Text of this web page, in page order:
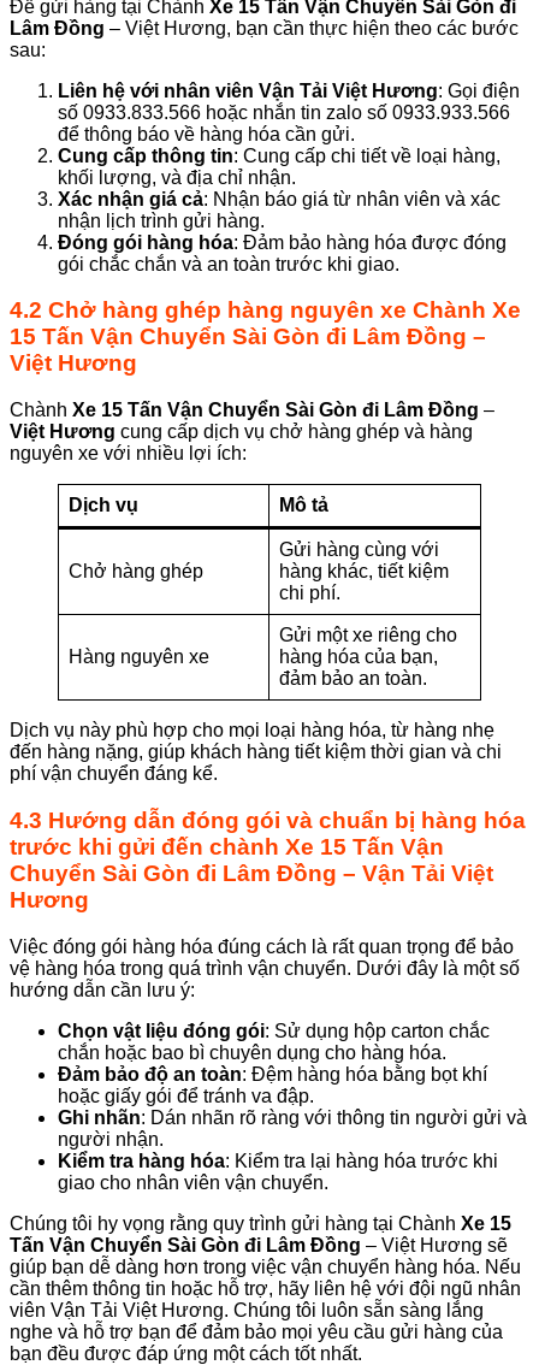
Để gửi hàng tại Chành Xe 15 Tấn Vận Chuyển Sài Gòn đi
Lâm Đồng – Việt Hương, bạn cần thực hiện theo các bước
sau:
Liên hệ với nhân viên Vận Tải Việt Hương: Gọi điện
số 0933.833.566 hoặc nhắn tin zalo số 0933.933.566
để thông báo về hàng hóa cần gửi.
Cung cấp thông tin: Cung cấp chi tiết về loại hàng,
khối lượng, và địa chỉ nhận.
Xác nhận giá cả: Nhận báo giá từ nhân viên và xác
nhận lịch trình gửi hàng.
Đóng gói hàng hóa: Đảm bảo hàng hóa được đóng
gói chắc chắn và an toàn trước khi giao.
4.2 Chở hàng ghép hàng nguyên xe Chành Xe
15 Tấn Vận Chuyển Sài Gòn đi Lâm Đồng –
Việt Hương
Chành Xe 15 Tấn Vận Chuyển Sài Gòn đi Lâm Đồng –
Việt Hương cung cấp dịch vụ chở hàng ghép và hàng
nguyên xe với nhiều lợi ích:
Dịch vụ Mô tả
Chở hàng ghép
Gửi hàng cùng với
hàng khác, tiết kiệm
chi phí.
Hàng nguyên xe
Gửi một xe riêng cho
hàng hóa của bạn,
đảm bảo an toàn.
Dịch vụ này phù hợp cho mọi loại hàng hóa, từ hàng nhẹ
đến hàng nặng, giúp khách hàng tiết kiệm thời gian và chi
phí vận chuyển đáng kể.
4.3 Hướng dẫn đóng gói và chuẩn bị hàng hóa
trước khi gửi đến chành Xe 15 Tấn Vận
Chuyển Sài Gòn đi Lâm Đồng – Vận Tải Việt
Hương
Việc đóng gói hàng hóa đúng cách là rất quan trọng để bảo
vệ hàng hóa trong quá trình vận chuyển. Dưới đây là một số
hướng dẫn cần lưu ý:
Chọn vật liệu đóng gói: Sử dụng hộp carton chắc
chắn hoặc bao bì chuyên dụng cho hàng hóa.
Đảm bảo độ an toàn: Đệm hàng hóa bằng bọt khí
hoặc giấy gói để tránh va đập.
Ghi nhãn: Dán nhãn rõ ràng với thông tin người gửi và
người nhận.
Kiểm tra hàng hóa: Kiểm tra lại hàng hóa trước khi
giao cho nhân viên vận chuyển.
Chúng tôi hy vọng rằng quy trình gửi hàng tại Chành Xe 15
Tấn Vận Chuyển Sài Gòn đi Lâm Đồng – Việt Hương sẽ
giúp bạn dễ dàng hơn trong việc vận chuyển hàng hóa. Nếu
cần thêm thông tin hoặc hỗ trợ, hãy liên hệ với đội ngũ nhân
viên Vận Tải Việt Hương. Chúng tôi luôn sẵn sàng lắng
nghe và hỗ trợ bạn để đảm bảo mọi yêu cầu gửi hàng của
bạn đều được đáp ứng một cách tốt nhất.